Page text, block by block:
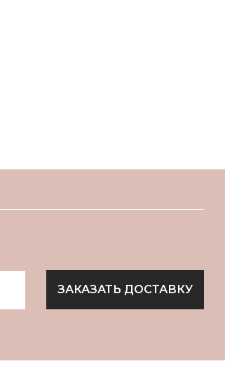
ЗАКАЗАТЬ ДОСТАВКУ